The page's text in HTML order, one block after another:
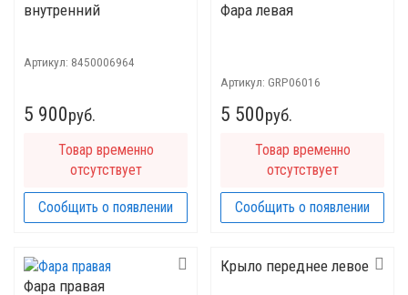
внутренний
Артикул: 8450006964
5 900руб.
Товар временно
отсутствует
Сообщить о появлении
Фара левая
Артикул: GRP06016
5 500руб.
Товар временно
отсутствует
Сообщить о появлении
Фара правая
Крыло переднее левое